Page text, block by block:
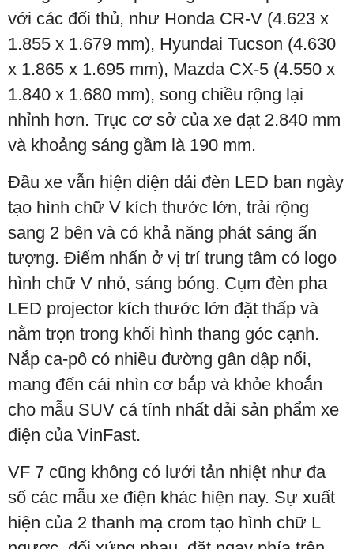
với các đối thủ, như Honda CR-V (4.623 x
1.855 x 1.679 mm), Hyundai Tucson (4.630
x 1.865 x 1.695 mm), Mazda CX-5 (4.550 x
1.840 x 1.680 mm), song chiều rộng lại
nhỉnh hơn. Trục cơ sở của xe đạt 2.840 mm
và khoảng sáng gầm là 190 mm.
Đầu xe vẫn hiện diện dải đèn LED ban ngày
tạo hình chữ V kích thước lớn, trải rộng
sang 2 bên và có khả năng phát sáng ấn
tượng. Điểm nhấn ở vị trí trung tâm có logo
hình chữ V nhỏ, sáng bóng. Cụm đèn pha
LED projector kích thước lớn đặt thấp và
nằm trọn trong khối hình thang góc cạnh.
Nắp ca-pô có nhiều đường gân dập nổi,
mang đến cái nhìn cơ bắp và khỏe khoắn
cho mẫu SUV cá tính nhất dải sản phẩm xe
điện của VinFast.
VF 7 cũng không có lưới tản nhiệt như đa
số các mẫu xe điện khác hiện nay. Sự xuất
hiện của 2 thanh mạ crom tạo hình chữ L